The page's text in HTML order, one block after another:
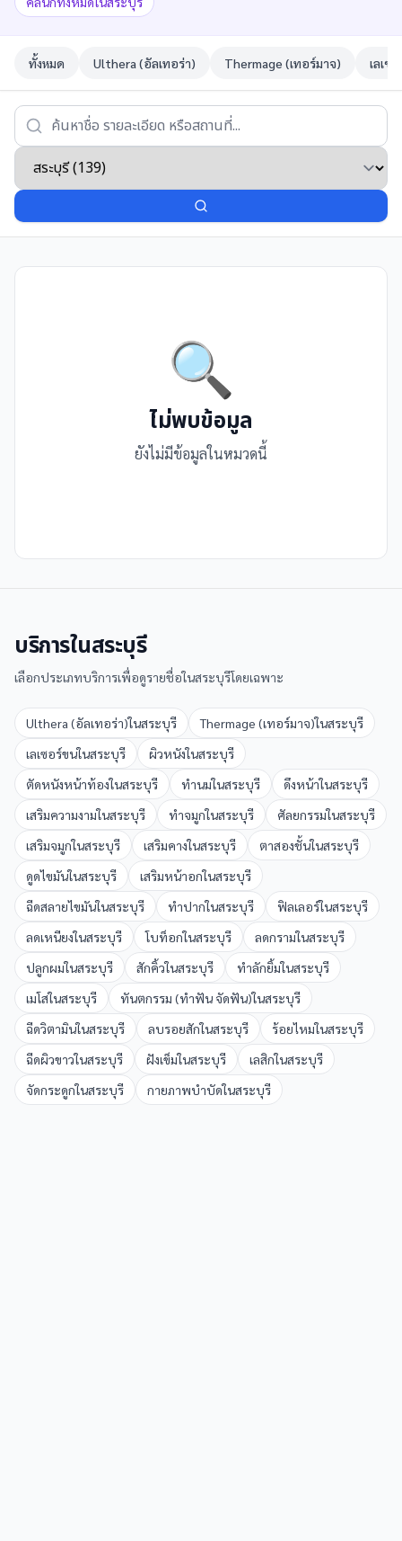
ทั้งหมด Ulthera (อัลเทอร่า) Thermage (เทอร์มาจ) เลเซ
🔍
ไม่พบข้อมูล
ยังไม่มีข้อมูลในหมวดนี้
บริการในสระบุรี
เลือกประเภทบริการเพื่อดูรายชื่อในสระบุรีโดยเฉพาะ
Ulthera (อัลเทอร่า)ในสระบุรี Thermage (เทอร์มาจ)ในสระบุรี
เลเซอร์ขนในสระบุรี ผิวหนังในสระบุรี
ตัดหนังหน้าท้องในสระบุรี ทำนมในสระบุรี ดึงหน้าในสระบุรี
เสริมความงามในสระบุรี ทำจมูกในสระบุรี ศัลยกรรมในสระบุรี
เสริมจมูกในสระบุรี เสริมคางในสระบุรี ตาสองชั้นในสระบุรี
ดูดไขมันในสระบุรี เสริมหน้าอกในสระบุรี
ฉีดสลายไขมันในสระบุรี ทำปากในสระบุรี ฟิลเลอร์ในสระบุรี
ลดเหนียงในสระบุรี โบท็อกในสระบุรี ลดกรามในสระบุรี
ปลูกผมในสระบุรี สักคิ้วในสระบุรี ทำลักยิ้มในสระบุรี
เมโสในสระบุรี ทันตกรรม (ทำฟัน จัดฟัน)ในสระบุรี
ฉีดวิตามินในสระบุรี ลบรอยสักในสระบุรี ร้อยไหมในสระบุรี
ฉีดผิวขาวในสระบุรี ฝังเข็มในสระบุรี เลสิกในสระบุรี
จัดกระดูกในสระบุรี กายภาพบำบัดในสระบุรี